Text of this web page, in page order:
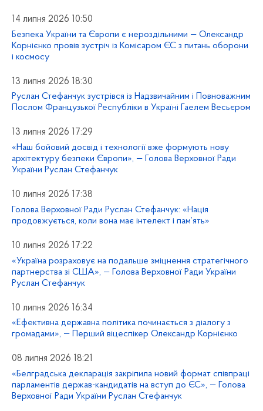
14 липня 2026 10:50
Безпека України та Європи є нероздільними — Олександр
Корнієнко провів зустріч із Комісаром ЄС з питань оборони
і космосу
13 липня 2026 18:30
Руслан Стефанчук зустрівся із Надзвичайним і Повноважним
Послом Французької Республіки в Україні Гаелем Весьєром
13 липня 2026 17:29
«Наш бойовий досвід і технології вже формують нову
архітектуру безпеки Європи», — Голова Верховної Ради
України Руслан Стефанчук
10 липня 2026 17:38
Голова Верховної Ради Руслан Стефанчук: «Нація
продовжується, коли вона має інтелект і пам’ять»
10 липня 2026 17:22
«Україна розраховує на подальше зміцнення стратегічного
партнерства зі США», — Голова Верховної Ради України
Руслан Стефанчук
10 липня 2026 16:34
«Ефективна державна політика починається з діалогу з
громадами», — Перший віцеспікер Олександр Корнієнко
08 липня 2026 18:21
«Белградська декларація закріпила новий формат співпраці
парламентів держав-кандидатів на вступ до ЄС», — Голова
Верховної Ради України Руслан Стефанчук